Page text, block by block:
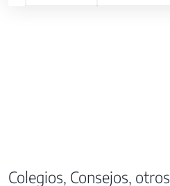
Colegios, Consejos, otros